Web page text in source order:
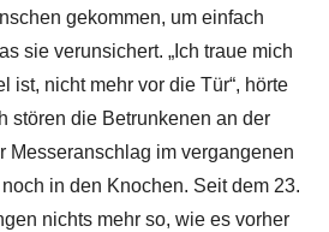
gekommen, um einfach
sie verunsichert. „Ich traue mich
ist, nicht mehr vor die Tür“, hörte
stören die Betrunkenen an der
Messeranschlag im vergangenen
in den Knochen. Seit dem 23.
nichts mehr so, wie es vorher